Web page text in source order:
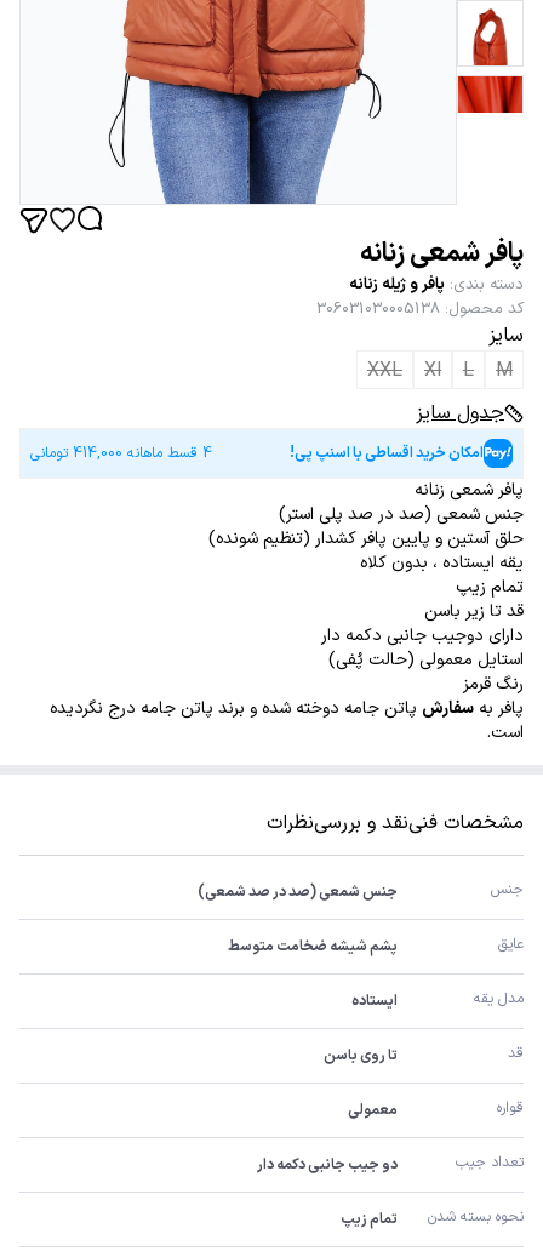
پافر شمعی زنانه
دسته بندی: پافر و ژیله زنانه
کد محصول:
306031030005138
سایز
M
L
Xl
XXL
جدول سایز
امکان خرید اقساطی با اسنپ پی! 4 قسط ماهانه 414,000 تومانی
پافر شمعی زنانه
جنس شمعی (صد در صد پلی استر)
حلق آستین و پایین پافر کشدار (تنظیم شونده)
یقه ایستاده ، بدون کلاه
تمام زیپ
قد تا زیر باسن
دارای دوجیب جانبی دکمه دار
استایل معمولی (حالت پُفی)
رنگ قرمز
پافر به سفارش پاتن جامه دوخته شده و برند پاتن جامه درج نگردیده
است.
مشخصات فنینقد و بررسینظرات
جنس جنس شمعی (صد در صد شمعی)
عایق پشم شیشه ضخامت متوسط
مدل یقه ایستاده
قد تا روی باسن
قواره معمولی
تعداد جیب دو جیب جانبی دکمه دار
نحوه بسته شدن تمام زیپ